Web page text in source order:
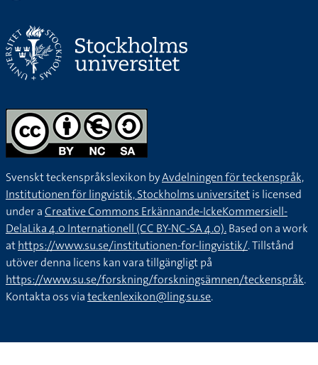
Svenskt teckenspråkslexikon byAvdelningen för teckenspråk,
Institutionen för lingvistik, Stockholms universitetis licensed
under aCreative Commons Erkännande-IckeKommersiell-
DelaLika 4.0 Internationell (CC BY-NC-SA 4.0).Based on a work
athttps://www.su.se/institutionen-for-lingvistik/. Tillstånd
utöver denna licens kan vara tillgängligt på
https://www.su.se/forskning/forskningsämnen/teckenspråk.
Kontakta oss viateckenlexikon@ling.su.se.